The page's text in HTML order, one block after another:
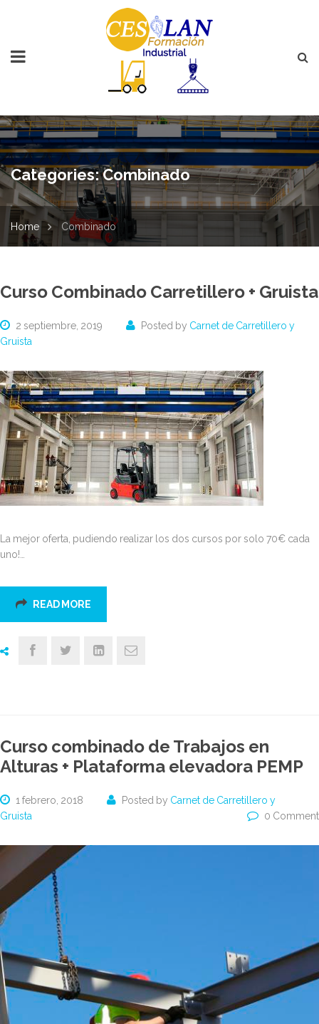
Categories:Combinado
Home Combinado
Curso Combinado Carretillero + Gruista
2 septiembre, 2019 Posted by Carnet de Carretillero y
Gruista
La mejor oferta, pudiendo realizar los dos cursos por solo 70€ cada
uno!…
READ MORE
Curso combinado de Trabajos en
Alturas + Plataforma elevadora PEMP
1 febrero, 2018 Posted by Carnet de Carretillero y
Gruista
0 Comment